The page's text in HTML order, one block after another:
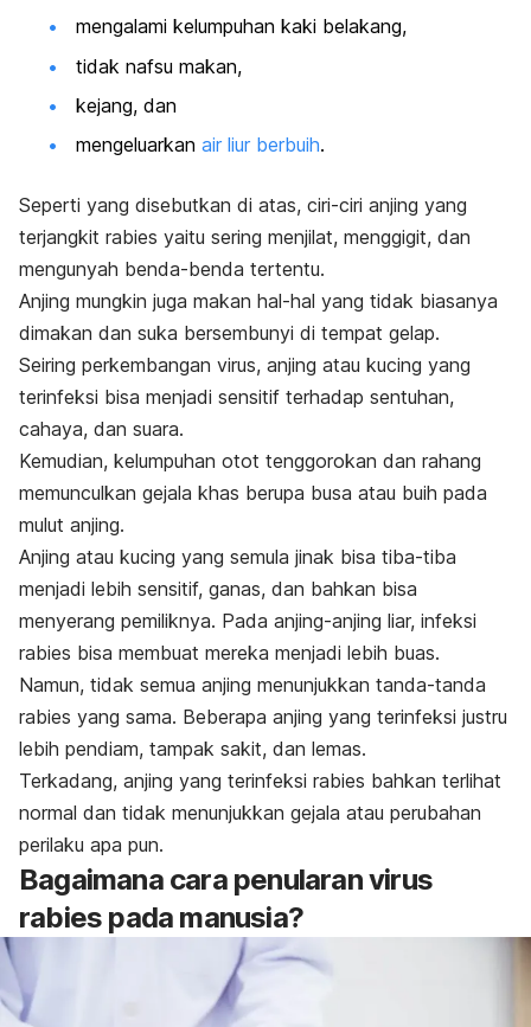
mengalami kelumpuhan kaki belakang,
tidak nafsu makan,
kejang, dan
mengeluarkan air liur berbuih.
Seperti yang disebutkan di atas, ciri-ciri anjing yang
terjangkit rabies yaitu sering menjilat, menggigit, dan
mengunyah benda-benda tertentu.
Anjing mungkin juga makan hal-hal yang tidak biasanya
dimakan dan suka bersembunyi di tempat gelap.
Seiring perkembangan virus, anjing atau kucing yang
terinfeksi bisa menjadi sensitif terhadap sentuhan,
cahaya, dan suara.
Kemudian, kelumpuhan otot tenggorokan dan rahang
memunculkan gejala khas berupa busa atau buih pada
mulut anjing.
Anjing atau kucing yang semula jinak bisa tiba-tiba
menjadi lebih sensitif, ganas, dan bahkan bisa
menyerang pemiliknya. Pada anjing-anjing liar, infeksi
rabies bisa membuat mereka menjadi lebih buas.
Namun, tidak semua anjing menunjukkan tanda-tanda
rabies yang sama. Beberapa anjing yang terinfeksi justru
lebih pendiam, tampak sakit, dan lemas.
Terkadang, anjing yang terinfeksi rabies bahkan terlihat
normal dan tidak menunjukkan gejala atau perubahan
perilaku apa pun.
Bagaimana cara penularan virus
rabies pada manusia?